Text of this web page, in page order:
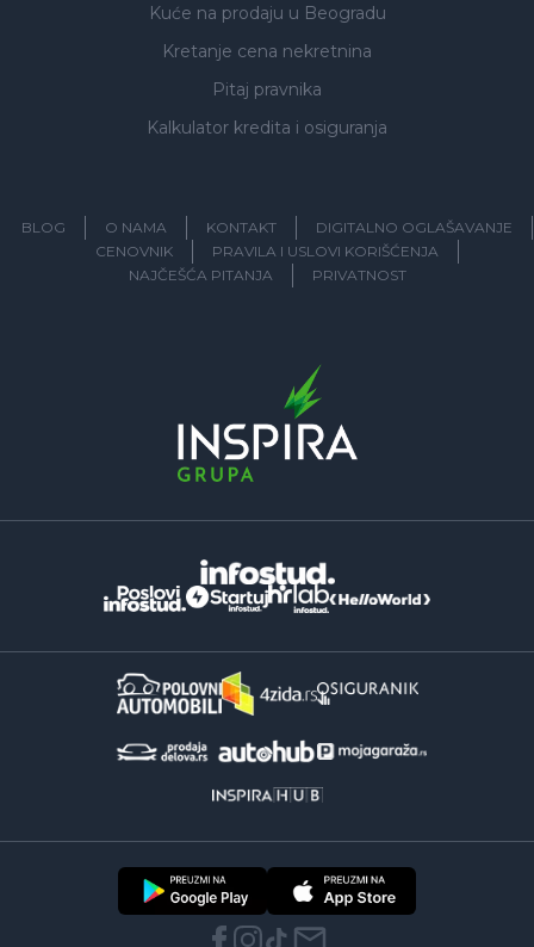
Kuće na prodaju u Beogradu
Kretanje cena nekretnina
Pitaj pravnika
Kalkulator kredita i osiguranja
BLOG O NAMA KONTAKT
DIGITALNO OGLAŠAVANJE
CENOVNIK
PRAVILA I USLOVI KORIŠĆENJA
NAJČEŠĆA PITANJA
PRIVATNOST